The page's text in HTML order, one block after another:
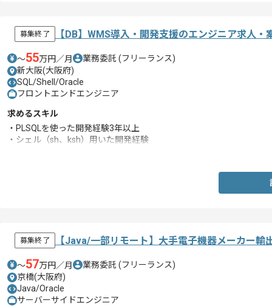
募集終了 【DB】WMS導入・開発支援のエンジニア求人・
〜55万円／月 業務委託 (フリーランス)
新大阪(大阪府)
SQL/Shell/Oracle
フロントエンドエンジニア
求めるスキル
・PLSQLを使った開発経験3年以上
・シェル（sh、ksh）用いた開発経験
募集終了 【Java/一部リモート】大手電子機器メーカー
〜57万円／月 業務委託 (フリーランス)
京橋(大阪府)
Java/Oracle
サーバーサイドエンジニア